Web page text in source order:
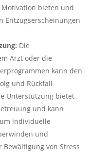
bieten und
Entzugserscheinungen
Die
Arzt oder die
kann den
und Rückfall
Unterstützung bietet
und kann
individuelle
und
von Stress